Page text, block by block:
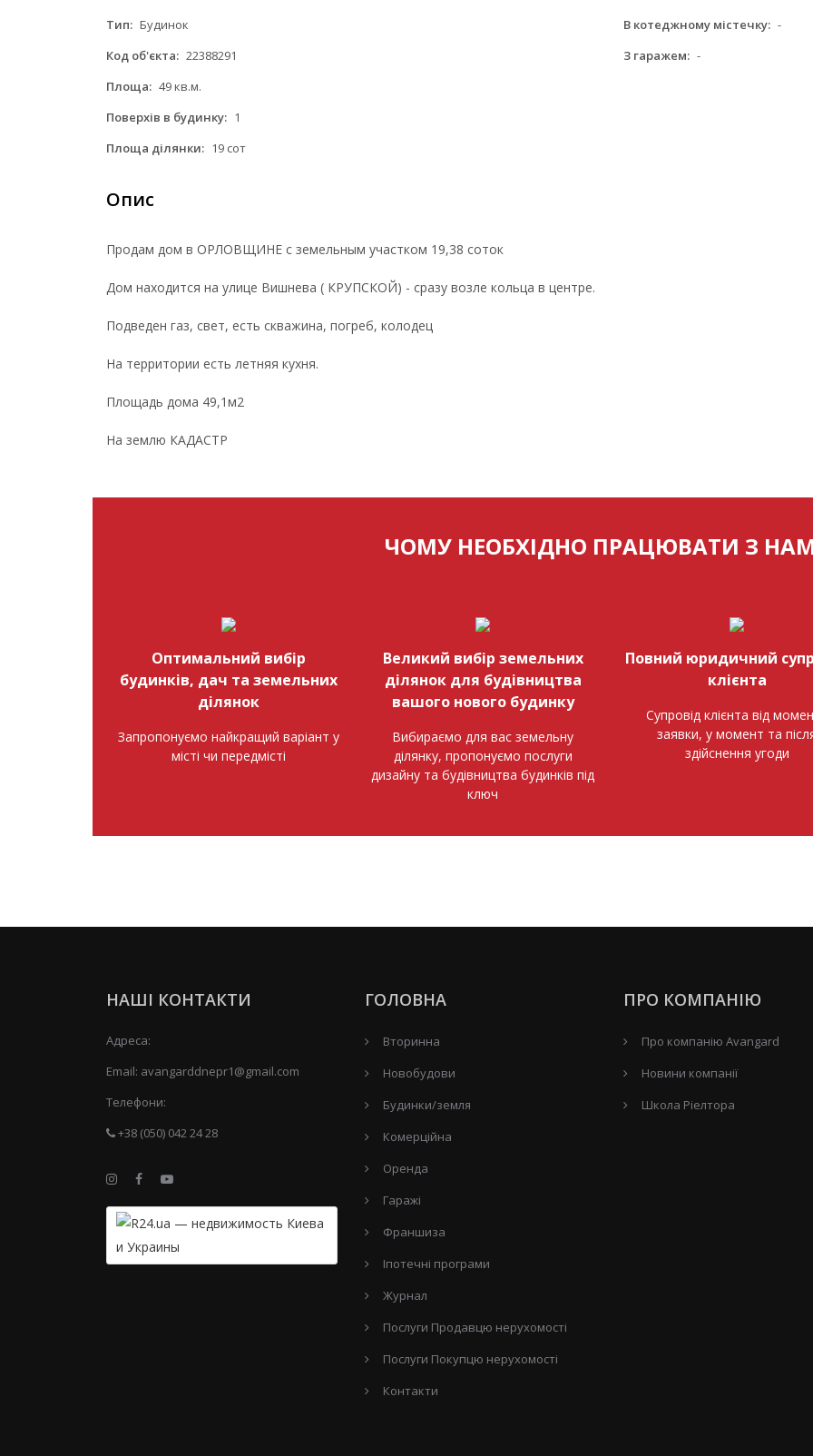
Тип: Будинок
Код об'єкта: 22388291
Площа: 49 кв.м.
Поверхів в будинку: 1
Площа ділянки: 19 сот
В котеджному містечку: -
З гаражем: -
Опис
Продам дом в ОРЛОВЩИНЕ с земельным участком 19,38 соток
Дом находится на улице Вишнева ( КРУПСКОЙ) - сразу возле кольца в центре.
Подведен газ, свет, есть скважина, погреб, колодец
На территории есть летняя кухня.
Площадь дома 49,1м2
На землю КАДАСТР
ЧОМУ НЕОБХІДНО ПРАЦЮВАТИ З
Оптимальний вибір
будинків, дач та земельних
ділянок
Запропонуємо найкращий варіант у
місті чи передмісті
Великий вибір земельних
ділянок для будівництва
вашого нового будинку
Вибираємо для вас земельну
ділянку, пропонуємо послуги
дизайну та будівництва будинків під
ключ
Повний юридичний
клієнта
Супровід клієнта від
заявки, у момент та
здійснення угоди
НАШІ КОНТАКТИ
Адреса:
Email: avangarddnepr1@gmail.com
Телефони:
+38 (050) 042 24 28
ГОЛОВНА
Вторинна
Новобудови
Будинки/земля
Комерційна
Оренда
Гаражі
Франшиза
Іпотечні програми
Журнал
Послуги Продавцю нерухомості
Послуги Покупцю нерухомості
Контакти
ПРО КОМПАНІЮ
Про компанію Avangard
Новини компанії
Школа Ріелтора